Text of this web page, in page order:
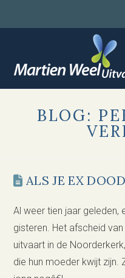
BLOG:
ALS JE EX
Al weer tien jaar geleden,
gisteren. Het afscheid
uitvaart in de
die hun moeder kwijt zijn.